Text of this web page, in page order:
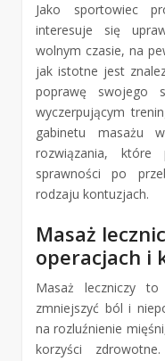
Jako sportowiec
interesuje się
wolnym czasie, na
jak istotne jest
poprawę swojego
wyczerpującym
gabinetu masażu
rozwiązania,
sprawności po
rodzaju kontuzjach.
Masaż
operacjach i
Masaż leczniczy
zmniejszyć ból i
na rozluźnienie
korzyści